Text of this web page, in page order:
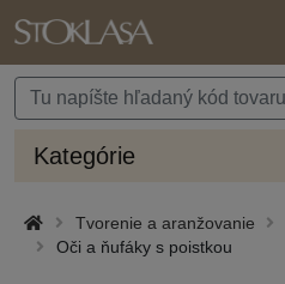
Kategórie
Tvorenie a aranžovanie
Oči a ňufáky s poistkou